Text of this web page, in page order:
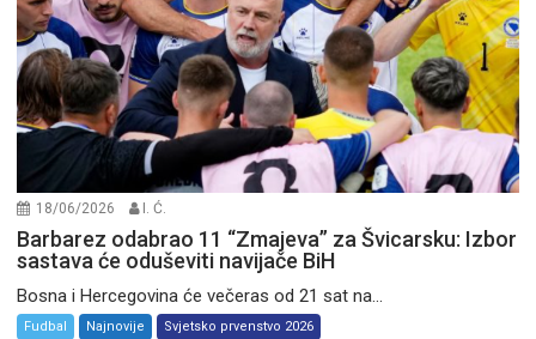
18/06/2026 I. Ć.
Barbarez odabrao 11 “Zmajeva” za Švicarsku: Izbor
sastava će oduševiti navijače BiH
Bosna i Hercegovina će večeras od 21 sat na...
Fudbal Najnovije Svjetsko prvenstvo 2026